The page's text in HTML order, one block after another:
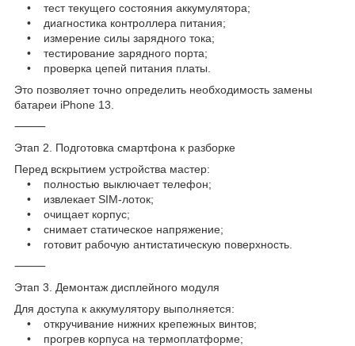
• тест текущего состояния аккумулятора;
• диагностика контроллера питания;
• измерение силы зарядного тока;
• тестирование зарядного порта;
• проверка цепей питания платы.
Это позволяет точно определить необходимость замены
батареи iPhone 13.
⸻
Этап 2. Подготовка смартфона к разборке
Перед вскрытием устройства мастер:
• полностью выключает телефон;
• извлекает SIM-лоток;
• очищает корпус;
• снимает статическое напряжение;
• готовит рабочую антистатическую поверхность.
⸻
Этап 3. Демонтаж дисплейного модуля
Для доступа к аккумулятору выполняется:
• откручивание нижних крепежных винтов;
• прогрев корпуса на термоплатформе;